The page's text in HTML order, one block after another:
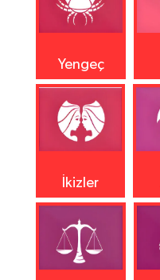
Yengeç
İkizler